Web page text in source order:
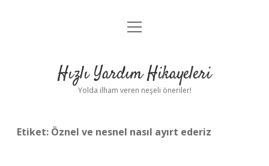
Anasayfa
Yasal Uyarı
menüyü
Hızlı Yardım Hikayeleri
Yolda ilham veren neşeli öneriler!
Etiket: Öznel ve nesnel nasıl ayırt ederiz